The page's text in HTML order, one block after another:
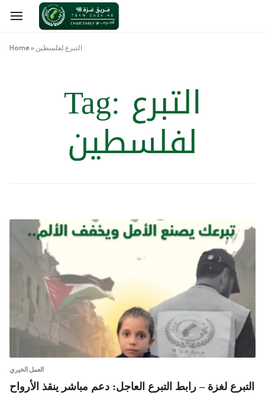
Home» التبرع لفلسطين
Tag: التبرع
لفلسطين
العمل الخيري
التبرع لغزة – رابط التبرع العاجل: دعم مباشر ينقذ الأرواح